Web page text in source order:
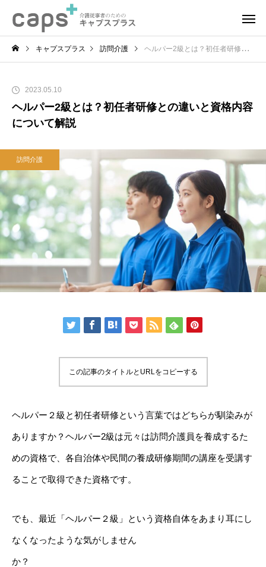
キャプスプラス 訪問介護 ヘルパー2級とは？初任者研修との違いと資格内容について解説
2023.05.10
ヘルパー2級とは？初任者研修との違いと資格内容
について解説
訪問介護
この記事のタイトルとURLをコピーする
ヘルパー２級と初任者研修という言葉ではどちらが馴染みが
ありますか？ヘルパー2級は元々は訪問介護員を養成するた
めの資格で、各自治体や民間の養成研修期間の講座を受講す
ることで取得できた資格です。
でも、最近「ヘルパー２級」という資格自体をあまり耳にし
なくなったような気がしません